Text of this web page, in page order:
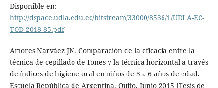
Disponible en:
http://dspace.udla.edu.ec/bitstream/33000/8536/1/UDLA-EC-
TOD-2018-85.pdf
Amores Narváez JN. Comparación de la eficacia entre la
técnica de cepillado de Fones y la técnica horizontal a través
de índices de higiene oral en niños de 5 a 6 años de edad.
Escuela República de Argentina. Quito. Junio 2015 [Tesis de